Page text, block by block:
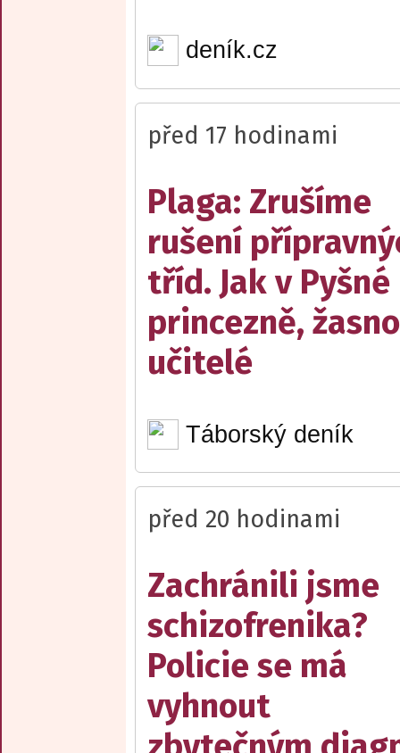
deník.cz
před 17 hodinami
Plaga: Zrušíme
rušení
tříd. Jak v Pyšné
princezně,
učitelé
Táborský deník
před 20 hodinami
Zachránili jsme
schizofrenika?
Policie se má
vyhnout